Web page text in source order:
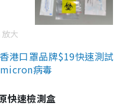
大
港口罩品牌$19快速測試
病毒
快速檢測盒